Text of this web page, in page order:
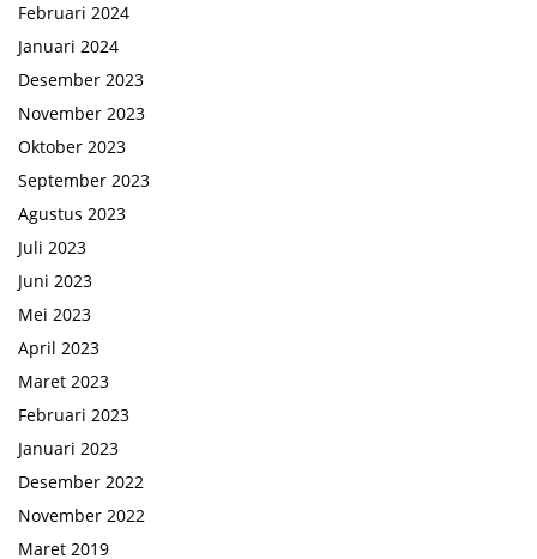
Februari 2024
Januari 2024
Desember 2023
November 2023
Oktober 2023
September 2023
Agustus 2023
Juli 2023
Juni 2023
Mei 2023
April 2023
Maret 2023
Februari 2023
Januari 2023
Desember 2022
November 2022
Maret 2019